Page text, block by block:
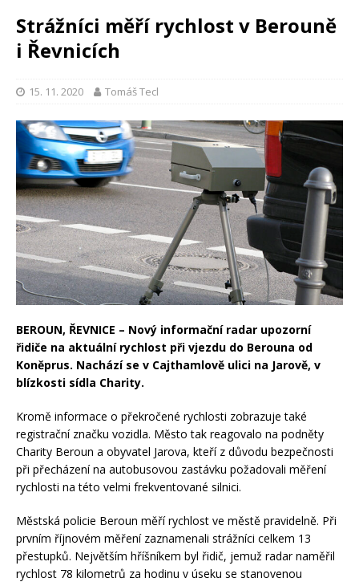
Strážníci měří rychlost v Berouně
i Řevnicích
15. 11. 2020 Tomáš Tecl
BEROUN, ŘEVNICE – Nový informační radar upozorní
řidiče na aktuální rychlost při vjezdu do Berouna od
Koněprus. Nachází se v Cajthamlově ulici na Jarově, v
blízkosti sídla Charity.
Kromě informace o překročené rychlosti zobrazuje také
registrační značku vozidla. Město tak reagovalo na podněty
Charity Beroun a obyvatel Jarova, kteří z důvodu bezpečnosti
při přecházení na autobusovou zastávku požadovali měření
rychlosti na této velmi frekventované silnici.
Městská policie Beroun měří rychlost ve městě pravidelně. Při
prvním říjnovém měření zaznamenali strážníci celkem 13
přestupků. Největším hříšníkem byl řidič, jemuž radar naměřil
rychlost 78 kilometrů za hodinu v úseku se stanovenou